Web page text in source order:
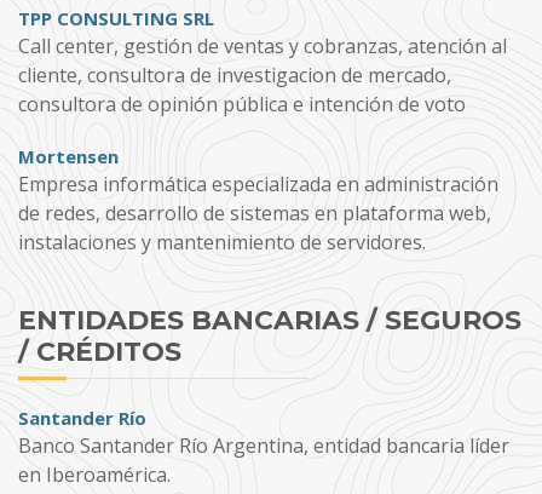
TPP CONSULTING SRL
Call center, gestión de ventas y cobranzas, atención al
cliente, consultora de investigacion de mercado,
consultora de opinión pública e intención de voto
Mortensen
Empresa informática especializada en administración
de redes, desarrollo de sistemas en plataforma web,
instalaciones y mantenimiento de servidores.
ENTIDADES BANCARIAS / SEGUROS
/ CRÉDITOS
Santander Río
Banco Santander Río Argentina, entidad bancaria líder
en Iberoamérica.